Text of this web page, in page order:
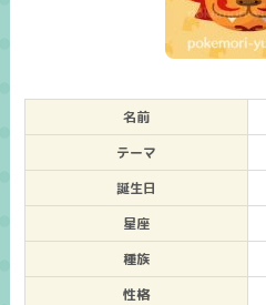
名前
テーマ
誕生日
星座
種族
性格